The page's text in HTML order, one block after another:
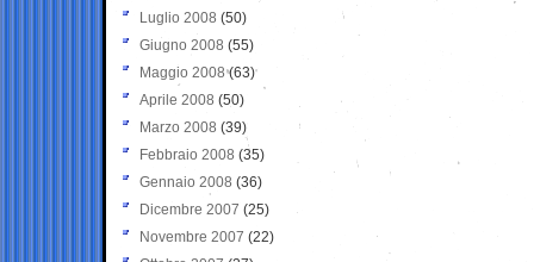
Luglio 2008 (50)
Giugno 2008 (55)
Maggio 2008(63)
Aprile 2008 (50)
Marzo 2008 (39)
Febbraio 2008 (35)
Gennaio 2008 (36)
Dicembre 2007 (25)
Novembre 2007 (22)